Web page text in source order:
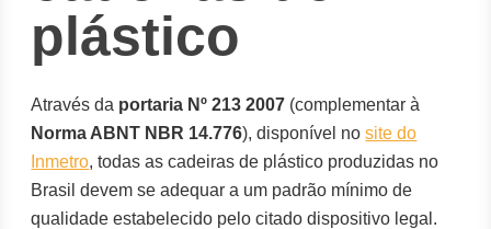
plástico
Através da portaria Nº 213 2007 (complementar à
Norma ABNT NBR 14.776), disponível nosite do
Inmetro, todas as cadeiras de plástico produzidas no
Brasil devem se adequar a um padrão mínimo de
qualidade estabelecido pelo citado dispositivo legal.